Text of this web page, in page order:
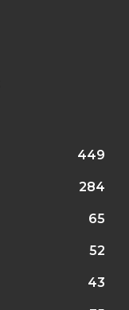
449
284
65
52
43